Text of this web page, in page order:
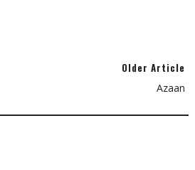
Older Article
Azaan